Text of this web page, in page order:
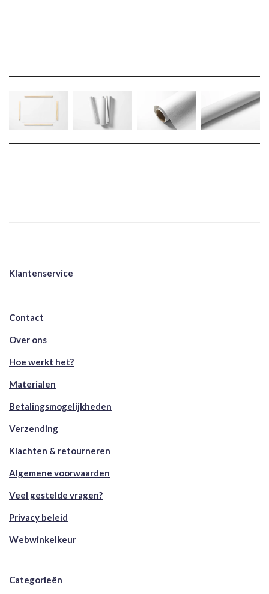
Klantenservice
Contact
Over ons
Hoe werkt het?
Materialen
Betalingsmogelijkheden
Verzending
Klachten & retourneren
Algemene voorwaarden
Veel gestelde vragen?
Privacy beleid
Webwinkelkeur
Categorieën